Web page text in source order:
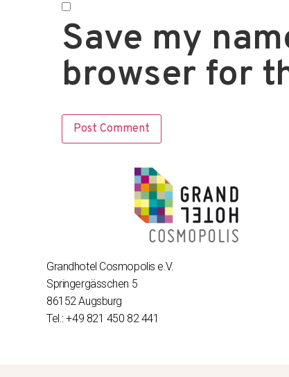
Save my
browser for
Grandhotel Cosmopolis e.V.
Springergässchen 5
86152 Augsburg
Tel.: +49 821 450 82 441